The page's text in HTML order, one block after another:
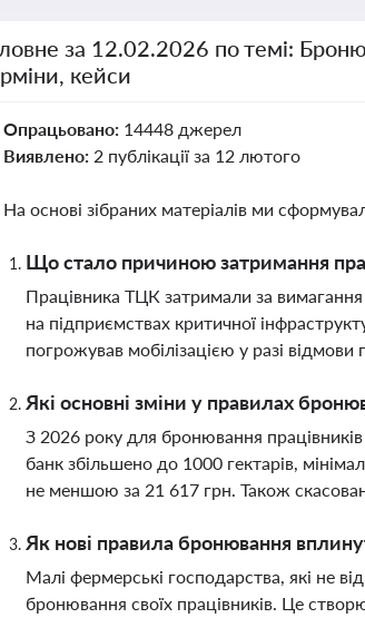
за 12.02.2026 по темі:
кейси
Опрацьовано: 14448 джерел
Виявлено: 2 публікації за 12 лютого
На основі зібраних матеріалів ми
Що стало причиною затримання
Працівника ТЦК затримали за
на підприємствах критичної
погрожував мобілізацією у разі відмови
Які основні зміни у правилах
З 2026 року для бронювання
банк збільшено до 1000 гектарів,
не меншою за 21 617 грн. Також
Як нові правила бронювання
Малі фермерські господарства, які не
бронювання своїх працівників. Це